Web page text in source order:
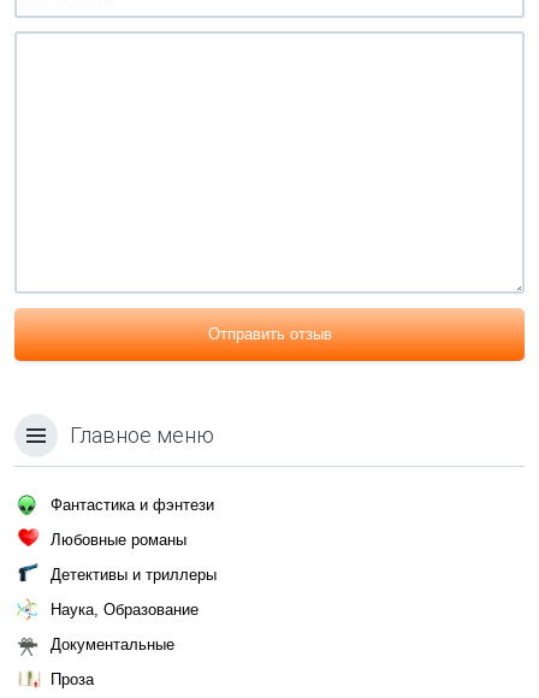
Отправить отзыв
Главное меню
Фантастика и фэнтези
Любовные романы
Детективы и триллеры
Наука, Образование
Документальные
Проза